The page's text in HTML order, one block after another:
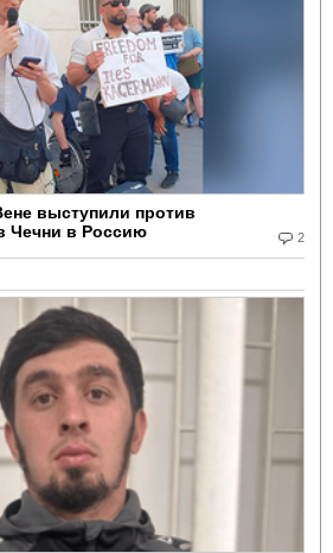
2
выступили против
Чечни в Россию